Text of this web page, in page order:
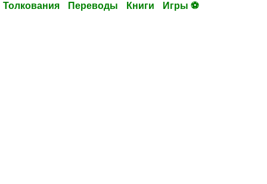
Толкования Переводы Книги Игры ⚽